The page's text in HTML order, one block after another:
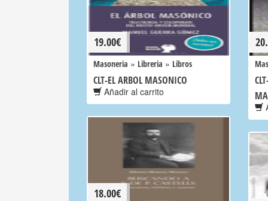
19.00€
Masoneria » Libreria » Libros
CLT-EL ARBOL MASONICO
Añadir al carrito
18.00€